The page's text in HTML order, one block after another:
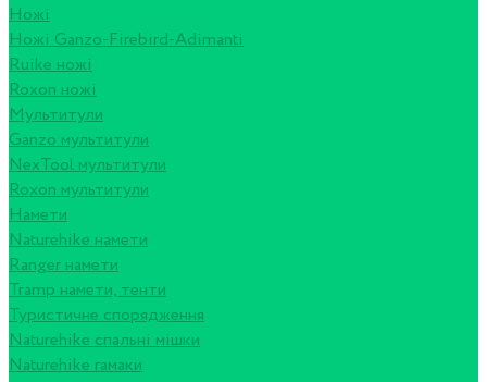
Ножі
Ножі Ganzo-Firebird-Adimanti
Ruike ножі
Roxon ножi
Мультитули
Ganzo мультитули
NexTool мультитули
Roxon мультитули
Намети
Naturehike намети
Ranger намети
Tramp намети, тенти
Туристичне спорядження
Naturehike спальні мішки
Naturehike гамаки